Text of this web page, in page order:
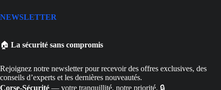
NEWSLETTER
🏠 La sécurité sans compromis
Rejoignez notre newsletter pour recevoir des offres exclusives, des
conseils d’experts et les dernières nouveautés.
Corse-Sécurité — votre tranquillité, notre priorité. 🔒